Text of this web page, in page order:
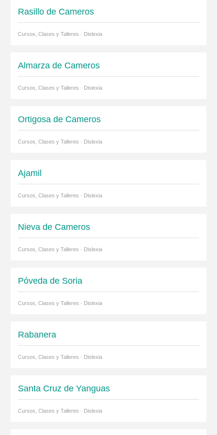
Rasillo de Cameros
Cursos, Clases y Talleres · Dislexia
Almarza de Cameros
Cursos, Clases y Talleres · Dislexia
Ortigosa de Cameros
Cursos, Clases y Talleres · Dislexia
Ajamil
Cursos, Clases y Talleres · Dislexia
Nieva de Cameros
Cursos, Clases y Talleres · Dislexia
Póveda de Soria
Cursos, Clases y Talleres · Dislexia
Rabanera
Cursos, Clases y Talleres · Dislexia
Santa Cruz de Yanguas
Cursos, Clases y Talleres · Dislexia